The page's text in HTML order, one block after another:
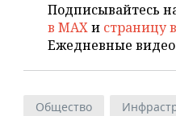
Подписывайтесь
в MAXи страницу
Ежедневные
Общество